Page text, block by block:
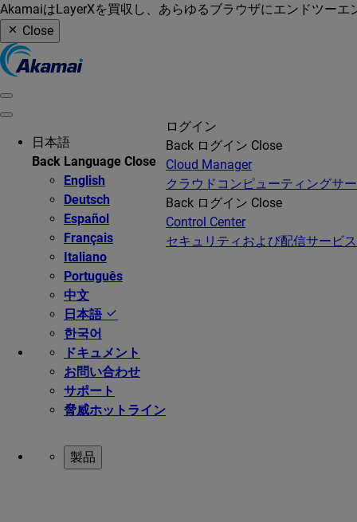
AkamaiはLayerXを買収し、あらゆるブラウザにエンドツー
Close
日本語
Back Language Close
English
Deutsch
Español
Français
Italiano
Português
中文
日本語
한국어
ドキュメント
お問い合わせ
サポート
脅威ホットライン
ログイン
Back ログイン Close
Cloud Manager
クラウドコンピューティングサ
Back ログイン Close
Control Center
セキュリティおよび配信サービ
製品